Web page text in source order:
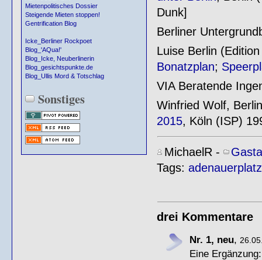
Mietenpolitisches Dossier
Steigende Mieten stoppen!
Gentrification Blog
Icke_Berliner Rockpoet
Blog_'AQua!'
Blog_Icke, Neuberlinerin
Blog_gesichtspunkte.de
Blog_Ullis Mord & Totschlag
Sonstiges
Dunk]
Berliner
Luise Berlin
Bonatzplan;
VIA Beratende
Winfried Wolf,
2015, Köln (ISP)
MichaelR -
Tags: adenauerplatz
drei Kommentare
Nr. 1, neu,
Eine Ergänzung: